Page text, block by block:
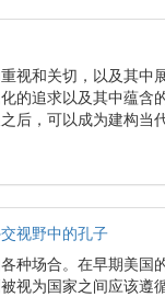
视和关切，以及其中
的追求以及其中蕴含
后，可以成为建构当
视野中的孔子
种场合。在早期美国
视为国家之间应该遵